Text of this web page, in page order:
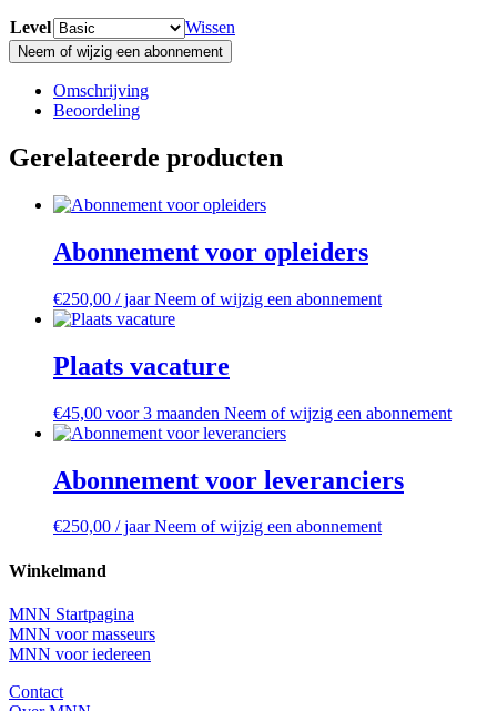
Level
Wissen
Abonnementen
voor
masseurs
aantal
Neem of wijzig een abonnement
Omschrijving
Beoordeling
Gerelateerde producten
Abonnement voor opleiders
€250,00 / jaar Neem of wijzig een abonnement
Plaats vacature
€45,00 voor 3 maanden Neem of wijzig een abonnement
Abonnement voor leveranciers
€250,00 / jaar Neem of wijzig een abonnement
Winkelmand
MNN Startpagina
MNN voor masseurs
MNN voor iedereen
Contact